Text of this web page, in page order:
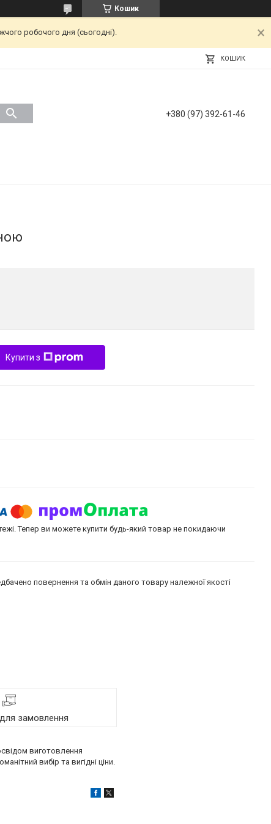
Кошик
робочого дня (сьогодні).
КОШИК
+380 (97) 392-61-46
Купити з
Тепер ви можете купити будь-який товар не покидаючи
повернення та обмін даного товару належної якості
замовлення
виготовлення
вибір та вигідні ціни.